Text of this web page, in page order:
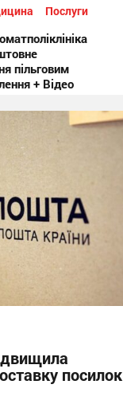
Послуги
пільговим
+ Відео
посилок